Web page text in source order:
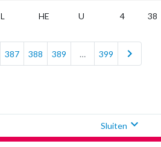
L HE U 4 38
387 388 389 … 399 chevron_right
Sluiten expand_more